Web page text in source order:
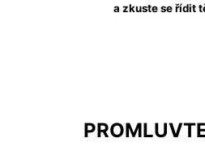
a zkuste se řídit